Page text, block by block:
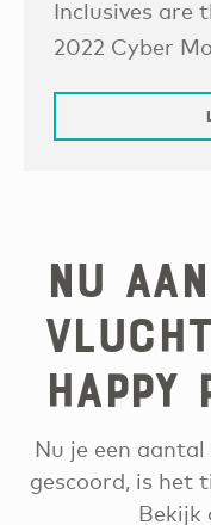
Inclusives are
2022 Cyber
Nu
happy
Nu je een
gescoord, is het
Bekijk